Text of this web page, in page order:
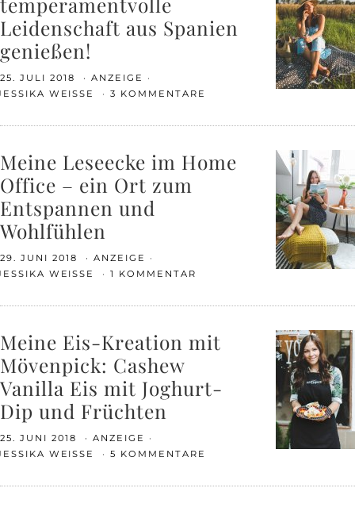
Leidenschaft aus Spanien
genießen!
25. JULI 2018
ANZEIGE
WEISSE
3 KOMMENTARE
Meine Leseecke im Home
Office – ein Ort zum
Entspannen und
Wohlfühlen
29. JUNI 2018
ANZEIGE
WEISSE
1 KOMMENTAR
Meine Eis-Kreation mit
Mövenpick: Cashew
Vanilla Eis mit Joghurt-
Dip und Früchten
25. JUNI 2018
ANZEIGE
WEISSE
5 KOMMENTARE